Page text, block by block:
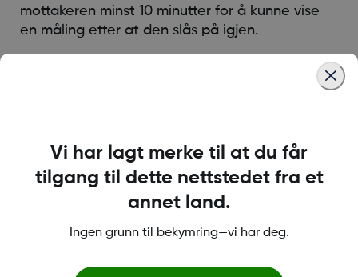
mottakeren minst 10 minutter for å kunne vise
en måling etter at den slås på igjen.
Valget «Stopp sensor» vil avslutte sensorøkten.
sensoren hvis du stopper økten.
Was this article helpful?
Vi har lagt merke til at du får
tilgang til dette nettstedet fra et
annet land.
Ingen grunn til bekymring—vi har deg.